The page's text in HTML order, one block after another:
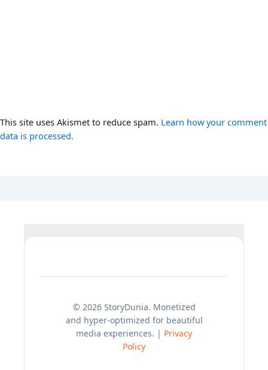
This site uses Akismet to reduce spam. Learn how your comment
data is processed.
© 2026 StoryDunia. Monetized
and hyper-optimized for beautiful
media experiences. | Privacy
Policy